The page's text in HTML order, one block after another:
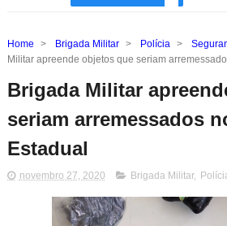
Home > Brigada Militar > Polícia >
Militar apreende objetos que seriam
Brigada Militar
seriam arremessados
Estadual
novembro 27, 2020 Brigada Militar,